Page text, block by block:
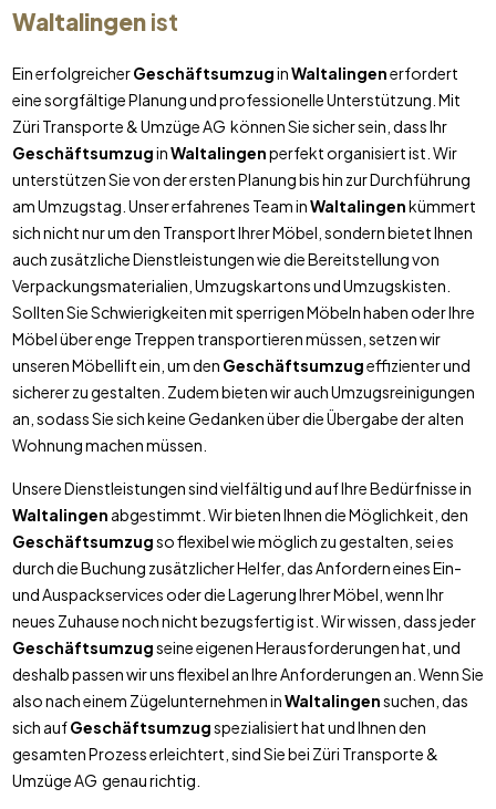
Waltalingenist
Ein erfolgreicherGeschäftsumzuginWaltalingenerfordert
eine sorgfältige Planung und professionelle Unterstützung. Mit
Züri Transporte & Umzüge AG können Sie sicher sein, dass Ihr
GeschäftsumzuginWaltalingenperfekt organisiert ist. Wir
unterstützen Sie von der ersten Planung bis hin zur Durchführung
am Umzugstag. Unser erfahrenes Team inWaltalingenkümmert
sich nicht nur um den Transport Ihrer Möbel, sondern bietet Ihnen
auch zusätzliche Dienstleistungen wie die Bereitstellung von
Verpackungsmaterialien, Umzugskartons und Umzugskisten.
Sollten Sie Schwierigkeiten mit sperrigen Möbeln haben oder Ihre
Möbel über enge Treppen transportieren müssen, setzen wir
unseren Möbellift ein, um den Geschäftsumzugeffizienter und
sicherer zu gestalten. Zudem bieten wir auch Umzugsreinigungen
an, sodass Sie sich keine Gedanken über die Übergabe der alten
Wohnung machen müssen.
Unsere Dienstleistungen sind vielfältig und auf Ihre Bedürfnisse in
Waltalingen abgestimmt. Wir bieten Ihnen die Möglichkeit, den
Geschäftsumzugso flexibel wie möglich zu gestalten, sei es
durch die Buchung zusätzlicher Helfer, das Anfordern eines Ein-
und Auspackservices oder die Lagerung Ihrer Möbel, wenn Ihr
neues Zuhause noch nicht bezugsfertig ist. Wir wissen, dass jeder
Geschäftsumzugseine eigenen Herausforderungen hat, und
deshalb passen wir uns flexibel an Ihre Anforderungen an. Wenn Sie
also nach einem Zügelunternehmen inWaltalingensuchen, das
sich aufGeschäftsumzugspezialisiert hat und Ihnen den
gesamten Prozess erleichtert, sind Sie bei Züri Transporte &
Umzüge AG genau richtig.